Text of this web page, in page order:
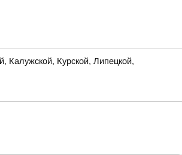
Калужской, Курской, Липецкой,